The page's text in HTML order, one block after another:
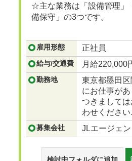
☆主な業務は「設備管理」
備保守」の3つです。
...つづきを見る
雇用形態 正社員
給与/交通費 月給220,000
勤務地
東京都墨田
にお仕事が
つきまして
わせください
募集会社 JLエージェン